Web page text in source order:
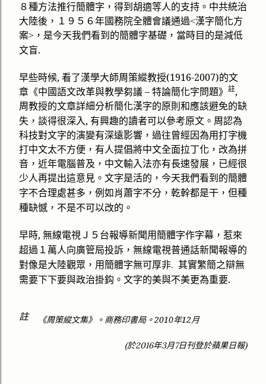
８種方法推行簡體字，得到胡適等人的支持。中共統治
大陸後，１９５６年國務院全體會議通過<漢字簡化方
案> ，是今天我們看到的簡體字基礎，當時目的是減低
文盲.
早些時候, 看了漢學大師周策縱教授(1916-2007)的文
章《中國語文改革與教學芻議–特論簡化字問題》 註,
周教授的文章詳細分析簡化漢字的原則和應該避免的缺
失， 談得很深入, 有興趣的讀者可以參考原文。周認為
科技對文字的演變有深遠影響，過往曾經因為用打字機
打中文太不方便， 有人提倡將中文全面拉丁化，改為拼
音，近年電腦普及，中文輸入法亦有長速發展，已經很
少人再提出這意見。文字是活的，今天我們看到的簡體
字不合理處甚多 ，例如肖蕭字不分，乾幹都是干， 但種
種缺憾 ，不是不可以改的。
早時, 無線電視Ｊ５台報導新聞用簡體字作字幕，惹來
超過１萬人向廣管局投訴，無線電視普通話新聞報導的
對像是大陸觀眾，用簡體字無可厚非. 其實繁簡之辯無
需要下下要與政治掛鈎。文字的美與不美更為重要.
註 《周策縱文集》。商務印書局。2010年12月
(於2016年3月7日刊登於蘋果日報)